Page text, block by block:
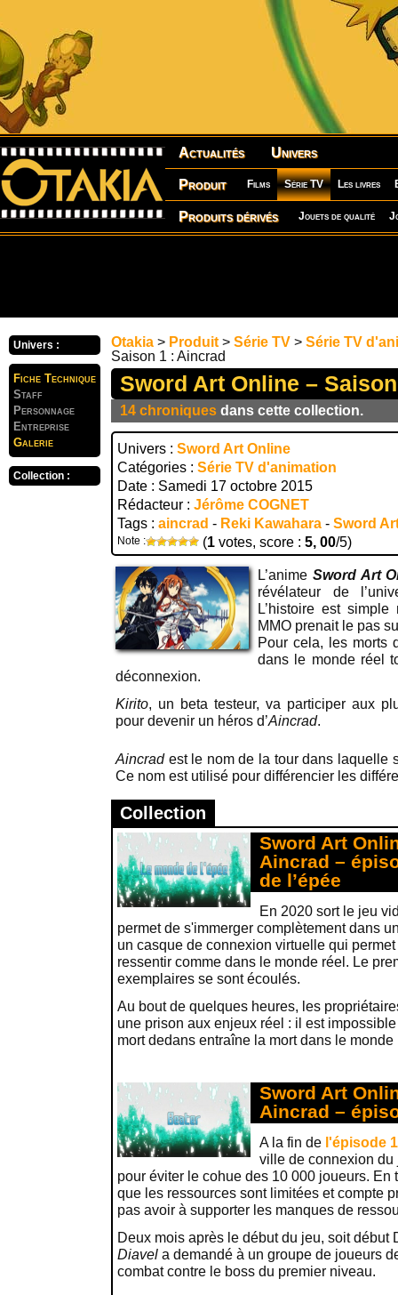
Actualités Univers
Produit Films Série TV Les livres
Produits dérivés Jouets de qualité
Univers :
Fiche Technique
Staff
Personnage
Entreprise
Galerie
Collection :
Otakia > Produit > Série TV > Série TV
Saison 1 : Aincrad
Sword Art Online –
14 chroniques dans cette collection.
Univers : Sword Art Online
Catégories : Série TV d'animation
Date : Samedi 17 octobre 2015
Rédacteur : Jérôme COGNET
Tags : aincrad - Reki Kawahara - Sword
Note : (1 votes, score : 5, 00/5)
L’anime Sword Art
révélateur de
L’histoire est
MMO prenait le pas
Pour cela, les morts
dans le monde réel
déconnexion.
Kirito, un beta testeur, va participer aux
pour devenir un héros d’Aincrad.
Aincrad est le nom de la tour dans laquelle
Ce nom est utilisé pour différencier les
Collection
Sword Art
Aincrad –
de l’épée
En 2020 sort le jeu
permet de s'immerger complètement dans
un casque de connexion virtuelle qui
ressentir comme dans le monde réel. Le
exemplaires se sont écoulés.
Au bout de quelques heures, les
une prison aux enjeux réel : il est
mort dedans entraîne la mort dans le monde
Sword Art
Aincrad –
A la fin de l'épisode 1
ville de connexion
pour éviter le cohue des 10 000 joueurs. En
que les ressources sont limitées et compte
pas avoir à supporter les manques de
Deux mois après le début du jeu, soit début
Diavel a demandé à un groupe de joueurs
combat contre le boss du premier niveau.